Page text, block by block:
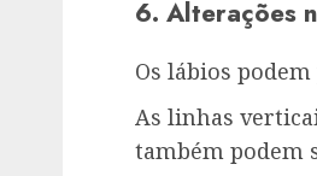
6. Alterações
Os lábios
As linhas
também podem